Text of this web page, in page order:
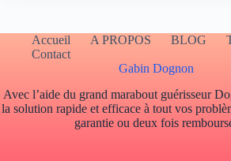
Accueil A PROPOS BLOG
Contact
Gabin Dognon
Avec l’aide du grand marabout guérisseur
la solution rapide et efficace à tout vos
garantie ou deux fois